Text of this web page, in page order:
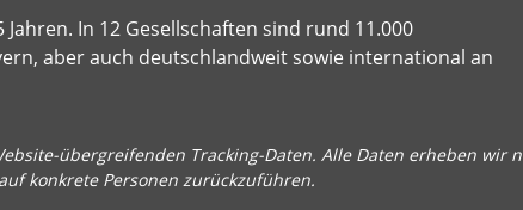
In 12 Gesellschaften sind rund 11.000
aber auch deutschlandweit sowie international an
übergreifenden Tracking-Daten. Alle Daten erheben wir
konkrete Personen zurückzuführen.